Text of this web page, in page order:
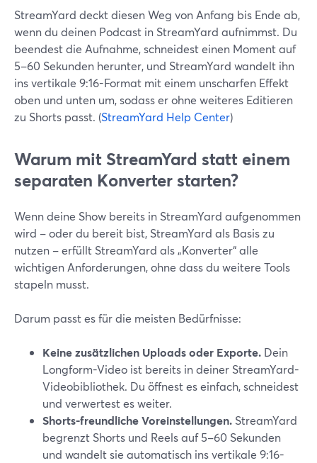
StreamYard deckt diesen Weg von Anfang bis Ende ab,
wenn du deinen Podcast in StreamYard aufnimmst. Du
beendest die Aufnahme, schneidest einen Moment auf
5–60 Sekunden herunter, und StreamYard wandelt ihn
ins vertikale 9:16-Format mit einem unscharfen Effekt
oben und unten um, sodass er ohne weiteres Editieren
zu Shorts passt. (StreamYard Help Center)
Warum mit StreamYard statt einem
separaten Konverter starten?
Wenn deine Show bereits in StreamYard aufgenommen
wird – oder du bereit bist, StreamYard als Basis zu
nutzen – erfüllt StreamYard als „Konverter“ alle
wichtigen Anforderungen, ohne dass du weitere Tools
stapeln musst.
Darum passt es für die meisten Bedürfnisse:
Keine zusätzlichen Uploads oder Exporte. Dein
Longform-Video ist bereits in deiner StreamYard-
Videobibliothek. Du öffnest es einfach, schneidest
und verwertest es weiter.
Shorts-freundliche Voreinstellungen. StreamYard
begrenzt Shorts und Reels auf 5–60 Sekunden
und wandelt sie automatisch ins vertikale 9:16-